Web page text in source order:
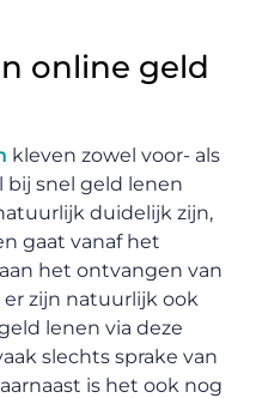
online geld
kleven zowel voor- als
bij snel geld lenen
duidelijk zijn,
gaat vanaf het
het ontvangen van
er zijn natuurlijk ook
lenen via deze
slechts sprake van
is het ook nog